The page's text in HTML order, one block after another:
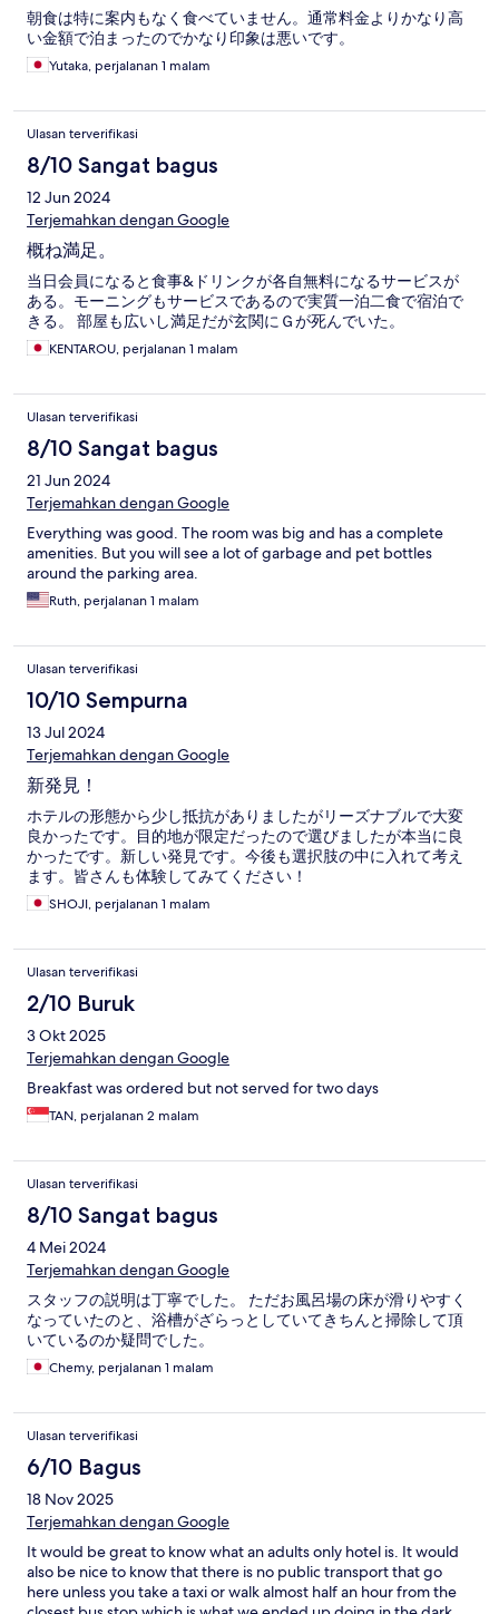
朝食は特に案内もなく食べていません。通常料金よりかなり高
い金額で泊まったのでかなり印象は悪いです。
Yutaka, perjalanan 1 malam
Ulasan terverifikasi
8/10 Sangat bagus
12 Jun 2024
Terjemahkan dengan Google
概ね満足。
当日会員になると食事&ドリンクが各自無料になるサービスが
ある。モーニングもサービスであるので実質一泊二食で宿泊で
きる。 部屋も広いし満足だが玄関にＧが死んでいた。
KENTAROU, perjalanan 1 malam
Ulasan terverifikasi
8/10 Sangat bagus
21 Jun 2024
Terjemahkan dengan Google
Everything was good. The room was big and has a complete
amenities. But you will see a lot of garbage and pet bottles
around the parking area.
Ruth, perjalanan 1 malam
Ulasan terverifikasi
10/10 Sempurna
13 Jul 2024
Terjemahkan dengan Google
新発見！
ホテルの形態から少し抵抗がありましたがリーズナブルで大変
良かったです。目的地が限定だったので選びましたが本当に良
かったです。新しい発見です。今後も選択肢の中に入れて考え
ます。皆さんも体験してみてください！
SHOJI, perjalanan 1 malam
Ulasan terverifikasi
2/10 Buruk
3 Okt 2025
Terjemahkan dengan Google
Breakfast was ordered but not served for two days
TAN, perjalanan 2 malam
Ulasan terverifikasi
8/10 Sangat bagus
4 Mei 2024
Terjemahkan dengan Google
スタッフの説明は丁寧でした。 ただお風呂場の床が滑りやすく
なっていたのと、浴槽がざらっとしていてきちんと掃除して頂
いているのか疑問でした。
Chemy, perjalanan 1 malam
Ulasan terverifikasi
6/10 Bagus
18 Nov 2025
Terjemahkan dengan Google
It would be great to know what an adults only hotel is. It would
also be nice to know that there is no public transport that go
here unless you take a taxi or walk almost half an hour from the